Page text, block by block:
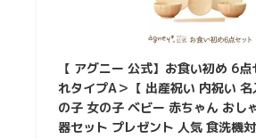
【 アグニー 公式】お食い初め 6
れタイプA＞【 出産祝い 内祝い
の子 女の子 ベビー 赤ちゃん おし
器セット プレゼント 人気 食洗機